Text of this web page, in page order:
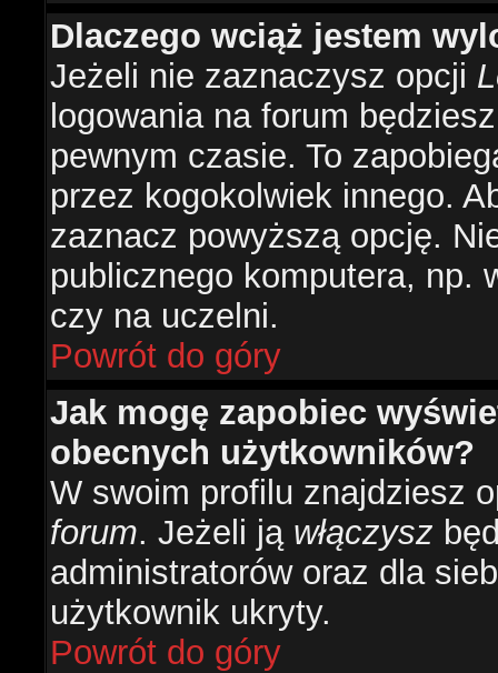
Dlaczego wciąż jestem
Jeżeli nie zaznaczysz opcji
logowania na forum
pewnym czasie. To
przez kogokolwiek innego.
zaznacz powyższą opcję.
publicznego komputera, np.
czy na uczelni.
Powrót do góry
Jak mogę zapobiec
obecnych użytkowników?
W swoim profilu znajdziesz
forum. Jeżeli ją włączysz
administratorów oraz dla
użytkownik ukryty.
Powrót do góry